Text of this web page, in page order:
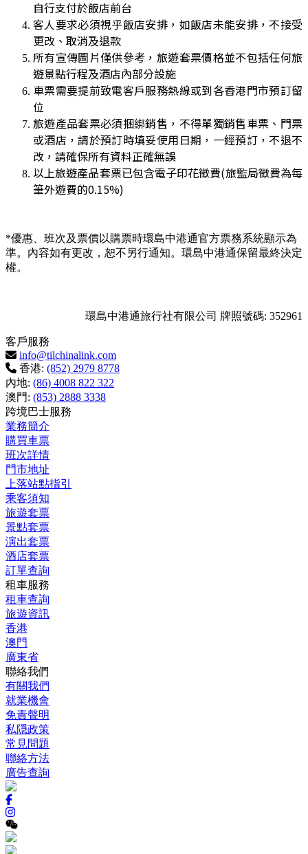
自行支付於飯店前台
客人要求必須視乎飯店安排，如飯店未能安排，不接受
更改、取消及退款
所有宣傳圖片僅供參考，旅遊套票價格並不包括任何旅
遊景點行程及酒店內部分設施
車票需要提前致電客戶服務熱線或到各香港門市預訂留
位
旅遊產品套票必須捆綁銷售，不得單獨銷售車票、門票
或酒店，請於預訂時填妥使用日期，一經預訂，不退不
改，請確保所有資料正確無誤
以上旅遊產品套票已包含電子印花徵費(旅監局徵費為每
筆外遊費的0.15%)
*優惠、班次及票價以購票時環島中港通官方票務系統顯示為
準。內容如有更改，恕不另行通知。環島中港通保留最終決定
權。
環島中港通旅行社有限公司 牌照號碼: 352961
客戶服務
info@tilchinalink.com
香港: (852) 2979 8778
內地: (86) 4008 822 322
澳門: (853) 2888 3338
跨境巴士服務
業務簡介
購買車票
班次詳情
門市地址
上落站點指引
乘客須知
旅遊套票
景點套票
演出套票
酒店套票
訂單查詢
租車服務
租車查詢
旅遊資訊
香港
澳門
廣東省
聯絡我們
有關我們
就業機會
免責聲明
私隠政策
常見問題
聯絡方法
廣告查詢